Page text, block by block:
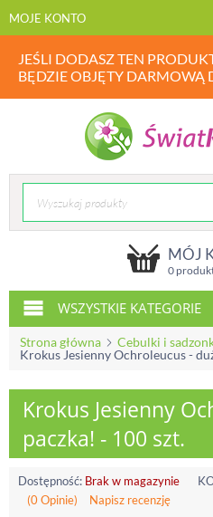
MOJE KONTO
JEŚLI DODASZ TEN
BĘDZIE OBJĘTY DARMOWĄ
MÓJ
0
WSZYSTKIE KATEGORIE
Strona główna Cebulki i
Krokus Jesienny Ochroleucus -
Krokus Jesienny
paczka! - 100 szt.
Dostępność: Brak w magazynie
(0 Opinie)
Napisz recenzję